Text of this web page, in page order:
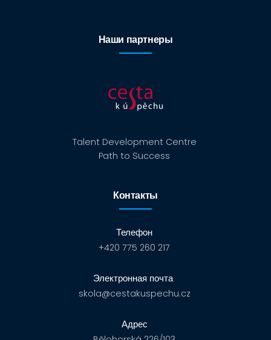
Наши партнеры
Talent Development Centre
Path to Success
Контакты
Телефон
+420 775 260 217
Электронная почта
skola@cestakuspechu.cz
Адрес